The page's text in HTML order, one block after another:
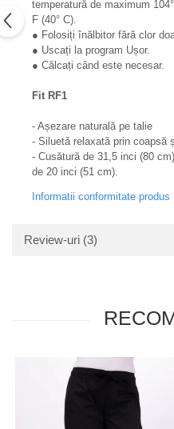
temperatură de maximum 104°
F (40° C).
● Folosiți înălbitor fără clor
● Uscați la program Ușor.
● Călcați când este necesar.
Fit RF1
- Așezare naturală pe talie
- Siluetă relaxată prin coapsă
- Cusătură de 31,5 inci (80
de 20 inci (51 cm).
Informatii conformitate produs
Review-uri (3)